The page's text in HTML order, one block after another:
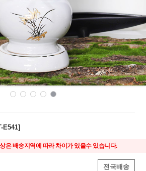
E541]
은 배송지역에 따라 차이가 있을수 있습니다.
전국배송